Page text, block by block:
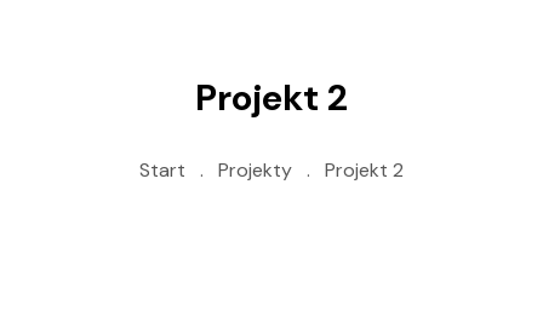
Projekt 2
Start . Projekty . Projekt 2